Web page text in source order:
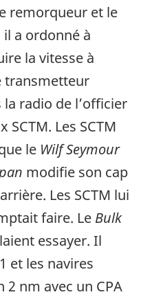
remorqueur et le
a ordonné à
la vitesse à
transmetteur
radio de l’officier
Les SCTM
le Wilf Seymour
modifie son cap
Les SCTM lui
faire. Le Bulk
essayer. Il
et les navires
2 nm avec un CPA